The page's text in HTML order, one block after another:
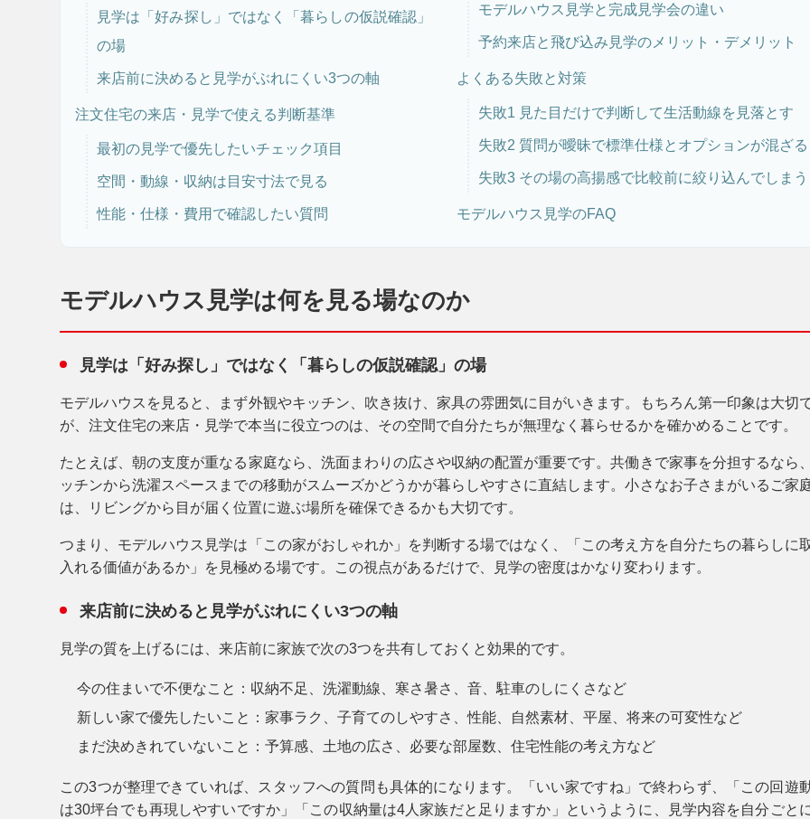
見学は「好み探し」ではなく「暮らしの仮説確認」
の場
来店前に決めると見学がぶれにくい3つの軸
注文住宅の来店・見学で使える判断基準
最初の見学で優先したいチェック項目
空間・動線・収納は目安寸法で見る
性能・仕様・費用で確認したい質問
モデルハウス見学と完成見学会の違い
予約来店と飛び込み見学のメリット・デメリット
よくある失敗と対策
失敗1 見た目だけで判断して生活動線を見落とす
失敗2 質問が曖昧で標準仕様とオプションが混ざる
失敗3 その場の高揚感で比較前に絞り込んでしまう
モデルハウス見学のFAQ
モデルハウス見学は何を見る場なのか
見学は「好み探し」ではなく「暮らしの仮説確認」の場
モデルハウスを見ると、まず外観やキッチン、吹き抜け、家具の雰囲気に目がいきます。もちろん第一印象は大切
が、注文住宅の来店・見学で本当に役立つのは、 その空間で自分たちが無理なく暮らせるかを確かめることです。
たとえば、朝の支度が重なる家庭なら、洗面まわりの広さや収納の配置が重要です。共働きで家事を分担するなら
ッチンから洗濯スペースまでの移動がスムーズかどうかが暮らしやすさに直結します。小さなお子さまがいるご家
は、リビングから目が届く位置に遊ぶ場所を確保できるかも大切です。
つまり、モデルハウス見学は「この家がおしゃれか」を判断する場ではなく、「この考え方を自分たちの暮らしに
入れる価値があるか」を見極める場です。この視点があるだけで、見学の密度はかなり変わります。
来店前に決めると見学がぶれにくい3つの軸
見学の質を上げるには、来店前に家族で次の3つを共有しておくと効果的です。
今の住まいで不便なこと ：収納不足、洗濯動線、寒さ暑さ、音、駐車のしにくさなど
新しい家で優先したいこと ：家事ラク、子育てのしやすさ、性能、自然素材、平屋、将来の可変性など
まだ決めきれていないこと ：予算感、土地の広さ、必要な部屋数、住宅性能の考え方など
この3つが整理できていれば、スタッフへの質問も具体的になります。「いい家ですね」で終わらず、「この回遊
は30坪台でも再現しやすいですか」「この収納量は4人家族だと足りますか」というように、見学内容を自分ごとに